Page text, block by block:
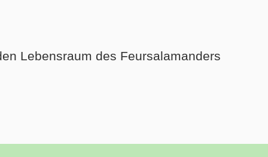
Lebensraum des Feursalamanders